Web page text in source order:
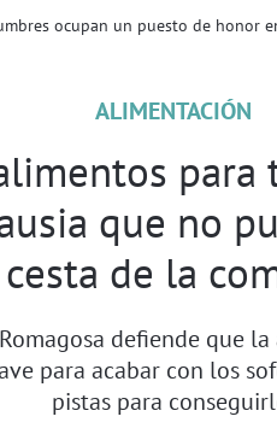
ocupan un puesto de honor
ALIMENTACIÓN
que no
cesta de la
defiende que
para acabar con los
pistas para